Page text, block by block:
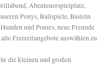
Abenteuerspielplatz,
Ponys, Ballspiele, Basteln
und Ponies, neue Freunde
Freizeitangebote auswählen zu
die kleinen und großen